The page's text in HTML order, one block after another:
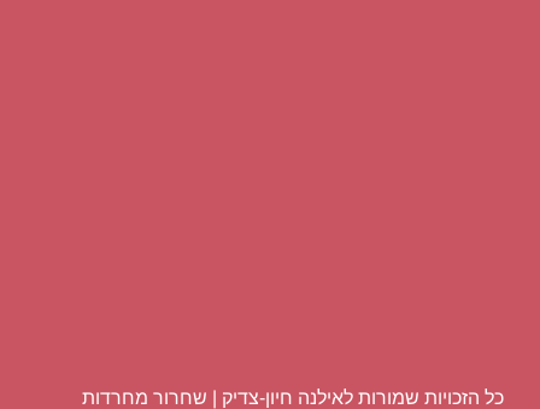
כל הזכויות שמורות לאילנה חיון-צדיק | שחרור מחרדות